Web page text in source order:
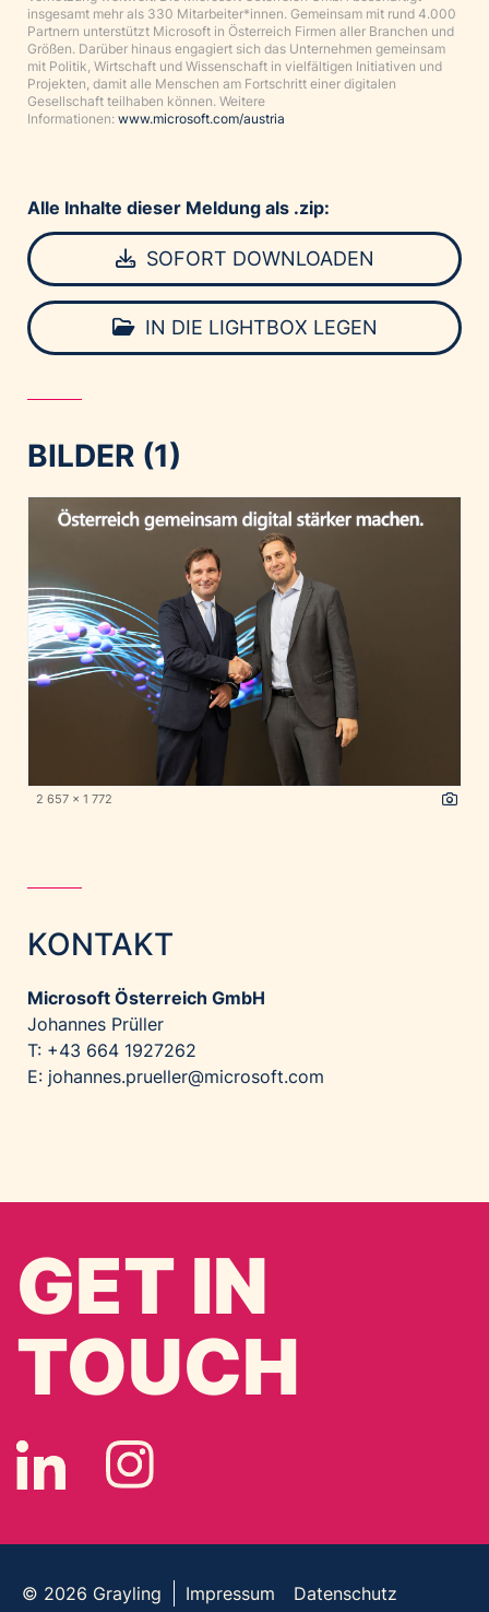
insgesamt mehr als 330 Mitarbeiter*innen. Gemeinsam mit rund 4.000
Partnern unterstützt Microsoft in Österreich Firmen aller Branchen und
Größen. Darüber hinaus engagiert sich das Unternehmen gemeinsam
mit Politik, Wirtschaft und Wissenschaft in vielfältigen Initiativen und
Projekten, damit alle Menschen am Fortschritt einer digitalen
Gesellschaft teilhaben können. Weitere
Informationen: www.microsoft.com/austria
Alle Inhalte dieser Meldung als .zip:
SOFORT DOWNLOADEN
IN DIE LIGHTBOX LEGEN
BILDER (1)
2 657 x 1 772
KONTAKT
Microsoft Österreich GmbH
Johannes Prüller
T: +43 664 1927262
E: johannes.prueller@microsoft.com
GET IN
TOUCH
© 2026 Grayling Impressum Datenschutz